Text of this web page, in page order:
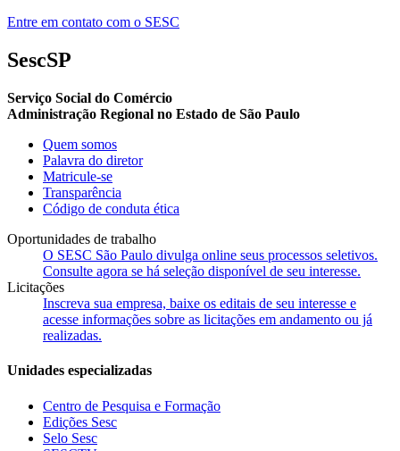
Entre em contato com o SESC
SescSP
Serviço Social do Comércio
Administração Regional no Estado de São Paulo
Quem somos
Palavra do diretor
Matricule-se
Transparência
Código de conduta ética
Oportunidades de trabalho
O SESC São Paulo divulga online seus processos seletivos.
Consulte agora se há seleção disponível de seu interesse.
Licitações
Inscreva sua empresa, baixe os editais de seu interesse e
acesse informações sobre as licitações em andamento ou já
realizadas.
Unidades especializadas
Centro de Pesquisa e Formação
Edições Sesc
Selo Sesc